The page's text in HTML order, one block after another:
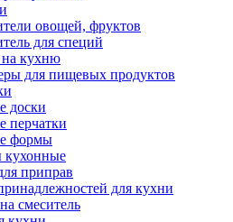
овощей, фруктов
для специй
кухню
для пищевых продуктов
доски
перчатки
формы
приправ
для кухни
смеситель